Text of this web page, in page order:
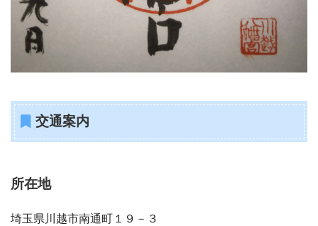
交通案内
所在地
埼玉県川越市南通町１９－３